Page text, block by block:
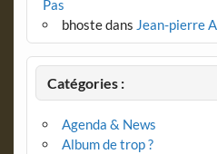
Pas
bhostedans Jean-pierre
Catégories :
Agenda & News
Album de trop ?